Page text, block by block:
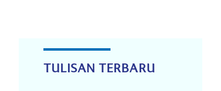
TULISAN TERBARU